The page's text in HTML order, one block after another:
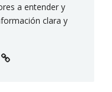
a entender y
clara y